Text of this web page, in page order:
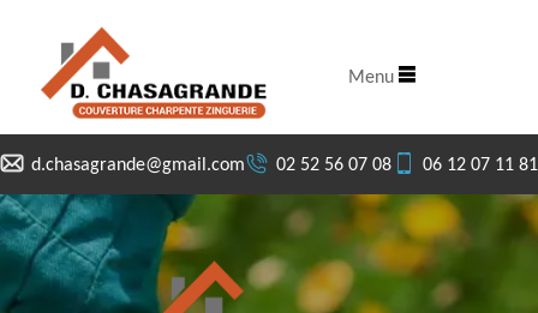
d.chasagrande@gmail.com 02 52 56 07 08 06 12 07 11 81
Menu